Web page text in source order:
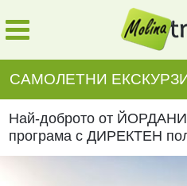
САМОЛЕТНИ
Най-доброто от
програма с ДИРЕКТЕН